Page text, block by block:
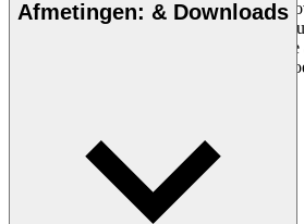
gezien als een van de meest creatieve,
ontwerpers aller tijden, bekend om zijn
inzicht in vakmanschap en
ontwerpen. Wegner ontwierp bijna 500
Afmetingen: & Downloads